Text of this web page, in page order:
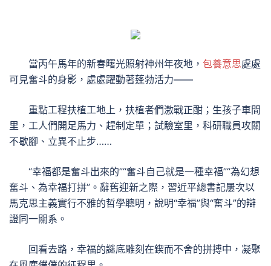
當丙午馬年的新春曙光照射神州年夜地， 包養意思處處
可見奮斗的身影，處處躍動著蓬勃活力——
重點工程扶植工地上，扶植者們激戰正酣；生孩子車間
里，工人們開足馬力、趕制定單；試驗室里，科研職員攻關
不歇腳、立異不止步……
“幸福都是奮斗出來的”“奮斗自己就是一種幸福”“為幻想
奮斗、為幸福打拼”。辭舊迎新之際，習近平總書記屢次以
馬克思主義實行不雅的哲學聰明，說明“幸福”與“奮斗”的辯
證同一關系。
回看去路，幸福的謎底雕刻在鍥而不舍的拼搏中，凝聚